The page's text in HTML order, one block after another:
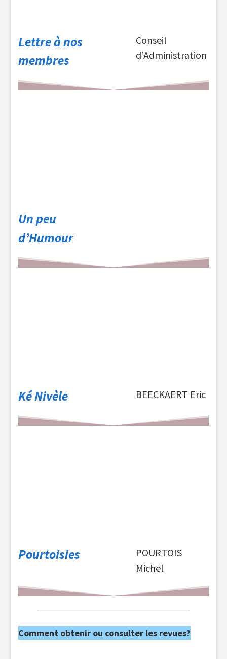
Lettre à nos
membres
Conseil
d’Administration
Un peu
d’Humour
Ké Nivèle BEECKAERT Eric
Pourtoisies
POURTOIS
Michel
Comment obtenir ou consulter les revues?